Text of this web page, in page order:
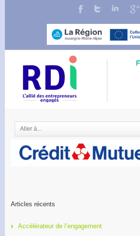
Aller à...
Articles récents
Accélérateur de l’engagement